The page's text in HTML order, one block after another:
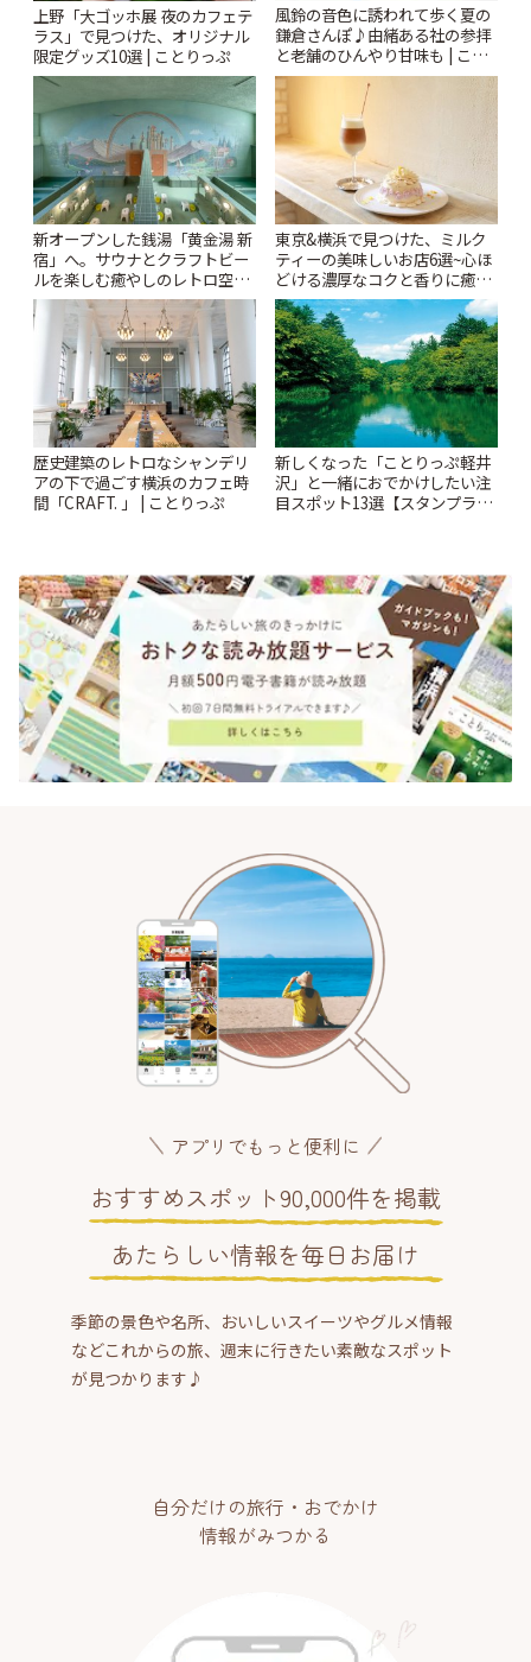
上野「大ゴッホ展 夜のカフェテ
ラス」で見つけた、オリジナル
限定グッズ10選 | ことりっぷ
風鈴の音色に誘われて歩く夏の
鎌倉さんぽ♪由緒ある社の参拝
と老舗のひんやり甘味も | こと
りっぷ
新オープンした銭湯「黄金湯 新
宿」へ。サウナとクラフトビー
ルを楽しむ癒やしのレトロ空間
| ことりっぷ
東京&横浜で見つけた、ミルク
ティーの美味しいお店6選~心ほ
どける濃厚なコクと香りに癒や
されるティータイム~ | ことりっ
ぷ
歴史建築のレトロなシャンデリ
アの下で過ごす横浜のカフェ時
間「CRAFT. 」 | ことりっぷ
新しくなった「ことりっぷ軽井
沢」と一緒におでかけしたい注
目スポット13選【スタンプラリ
アプリでもっと便利に
おすすめスポット90,000件を掲載
あたらしい情報を毎日お届け
季節の景色や名所、おいしいスイーツやグルメ情報
などこれからの旅、週末に行きたい素敵なスポット
が見つかります♪
自分だけの旅行・おでかけ
情報がみつかる